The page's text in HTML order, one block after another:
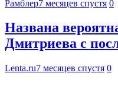
Рамблер7 месяцев спустя 0
Названа
Дмитриева с
Lenta.ru7 месяцев спустя 0